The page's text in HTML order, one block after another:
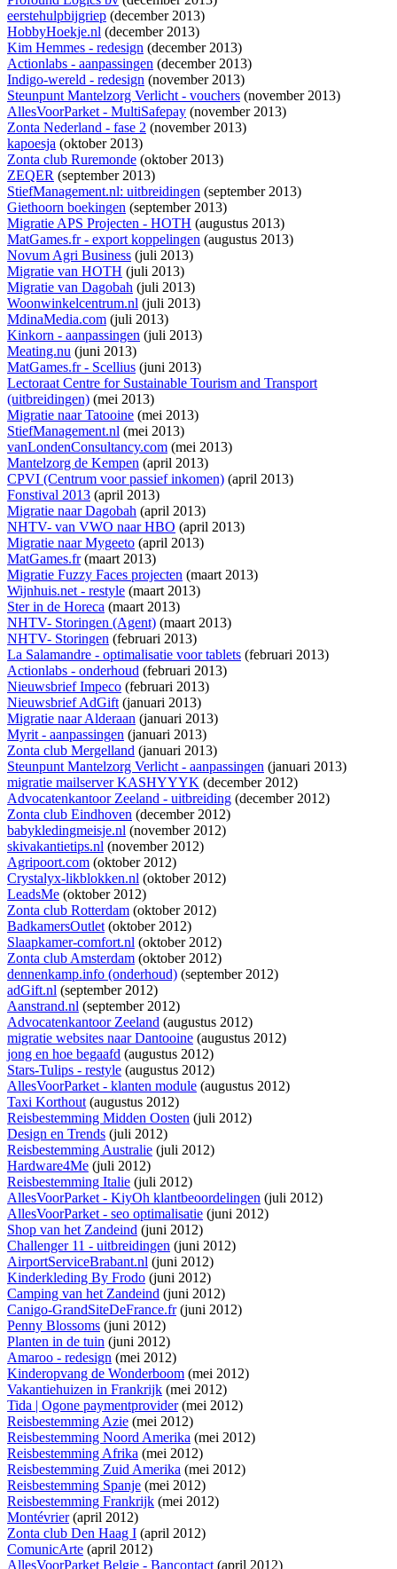
eerstehulpbijgriep (december 2013)
HobbyHoekje.nl (december 2013)
Kim Hemmes - redesign (december 2013)
Actionlabs - aanpassingen (december 2013)
Indigo-wereld - redesign (november 2013)
Steunpunt Mantelzorg Verlicht - vouchers (november 2013)
AllesVoorParket - MultiSafepay (november 2013)
Zonta Nederland - fase 2 (november 2013)
kapoesja (oktober 2013)
Zonta club Ruremonde (oktober 2013)
ZEQER (september 2013)
StiefManagement.nl: uitbreidingen (september 2013)
Giethoorn boekingen (september 2013)
Migratie APS Projecten - HOTH (augustus 2013)
MatGames.fr - export koppelingen (augustus 2013)
Novum Agri Business (juli 2013)
Migratie van HOTH (juli 2013)
Migratie van Dagobah (juli 2013)
Woonwinkelcentrum.nl (juli 2013)
MdinaMedia.com (juli 2013)
Kinkorn - aanpassingen (juli 2013)
Meating.nu (juni 2013)
MatGames.fr - Scellius (juni 2013)
Lectoraat Centre for Sustainable Tourism and Transport
(uitbreidingen) (mei 2013)
Migratie naar Tatooine (mei 2013)
StiefManagement.nl (mei 2013)
vanLondenConsultancy.com (mei 2013)
Mantelzorg de Kempen (april 2013)
CPVI (Centrum voor passief inkomen) (april 2013)
Fonstival 2013 (april 2013)
Migratie naar Dagobah (april 2013)
NHTV- van VWO naar HBO (april 2013)
Migratie naar Mygeeto (april 2013)
MatGames.fr(maart 2013)
Migratie Fuzzy Faces projecten (maart 2013)
Wijnhuis.net - restyle (maart 2013)
Ster in de Horeca (maart 2013)
NHTV- Storingen (Agent) (maart 2013)
NHTV- Storingen (februari 2013)
La Salamandre - optimalisatie voor tablets (februari 2013)
Actionlabs - onderhoud (februari 2013)
Nieuwsbrief Impeco (februari 2013)
Nieuwsbrief AdGift(januari 2013)
Migratie naar Alderaan (januari 2013)
Myrit - aanpassingen (januari 2013)
Zonta club Mergelland (januari 2013)
Steunpunt Mantelzorg Verlicht - aanpassingen (januari 2013)
migratie mailserver KASHYYYK (december 2012)
Advocatenkantoor Zeeland - uitbreiding (december 2012)
Zonta club Eindhoven (december 2012)
babykledingmeisje.nl (november 2012)
skivakantietips.nl (november 2012)
Agripoort.com (oktober 2012)
Crystalyx-likblokken.nl (oktober 2012)
LeadsMe (oktober 2012)
Zonta club Rotterdam (oktober 2012)
BadkamersOutlet(oktober 2012)
Slaapkamer-comfort.nl (oktober 2012)
Zonta club Amsterdam (oktober 2012)
dennenkamp.info (onderhoud) (september 2012)
adGift.nl (september 2012)
Aanstrand.nl (september 2012)
Advocatenkantoor Zeeland (augustus 2012)
migratie websites naar Dantooine (augustus 2012)
jong en hoe begaafd (augustus 2012)
Stars-Tulips - restyle (augustus 2012)
AllesVoorParket - klanten module (augustus 2012)
Taxi Korthout(augustus 2012)
Reisbestemming Midden Oosten (juli 2012)
Design en Trends (juli 2012)
Reisbestemming Australie (juli 2012)
Hardware4Me (juli 2012)
Reisbestemming Italie (juli 2012)
AllesVoorParket - KiyOh klantbeoordelingen (juli 2012)
AllesVoorParket - seo optimalisatie (juni 2012)
Shop van het Zandeind (juni 2012)
Challenger 11 - uitbreidingen (juni 2012)
AirportServiceBrabant.nl (juni 2012)
Kinderkleding By Frodo (juni 2012)
Camping van het Zandeind (juni 2012)
Canigo-GrandSiteDeFrance.fr(juni 2012)
Penny Blossoms (juni 2012)
Planten in de tuin (juni 2012)
Amaroo - redesign (mei 2012)
Kinderopvang de Wonderboom (mei 2012)
Vakantiehuizen in Frankrijk (mei 2012)
Tida | Ogone paymentprovider(mei 2012)
Reisbestemming Azie (mei 2012)
Reisbestemming Noord Amerika (mei 2012)
Reisbestemming Afrika (mei 2012)
Reisbestemming Zuid Amerika (mei 2012)
Reisbestemming Spanje (mei 2012)
Reisbestemming Frankrijk (mei 2012)
Montévrier(april 2012)
Zonta club Den Haag I (april 2012)
ComunicArte (april 2012)
AllesVoorParket Belgie - Bancontact (april 2012)